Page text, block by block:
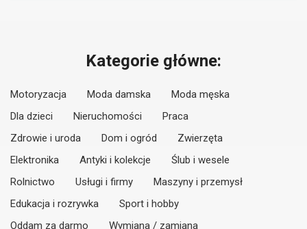
Kategorie główne:
Motoryzacja Moda damska
Moda męska
Dla dzieci
Nieruchomości
Praca
Zdrowie i uroda
Dom i ogród
Zwierzęta
Elektronika
Antyki i kolekcje
Ślub i wesele
Rolnictwo
Usługi i firmy
Maszyny i przemysł
Edukacja i rozrywka
Sport i hobby
Oddam za darmo
Wymiana / zamiana